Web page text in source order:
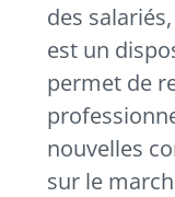
des
est un
permet de
nouvelles
sur le